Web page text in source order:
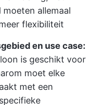
allemaal
flexibiliteit
en use case:
is geschikt voor
moet elke
met een